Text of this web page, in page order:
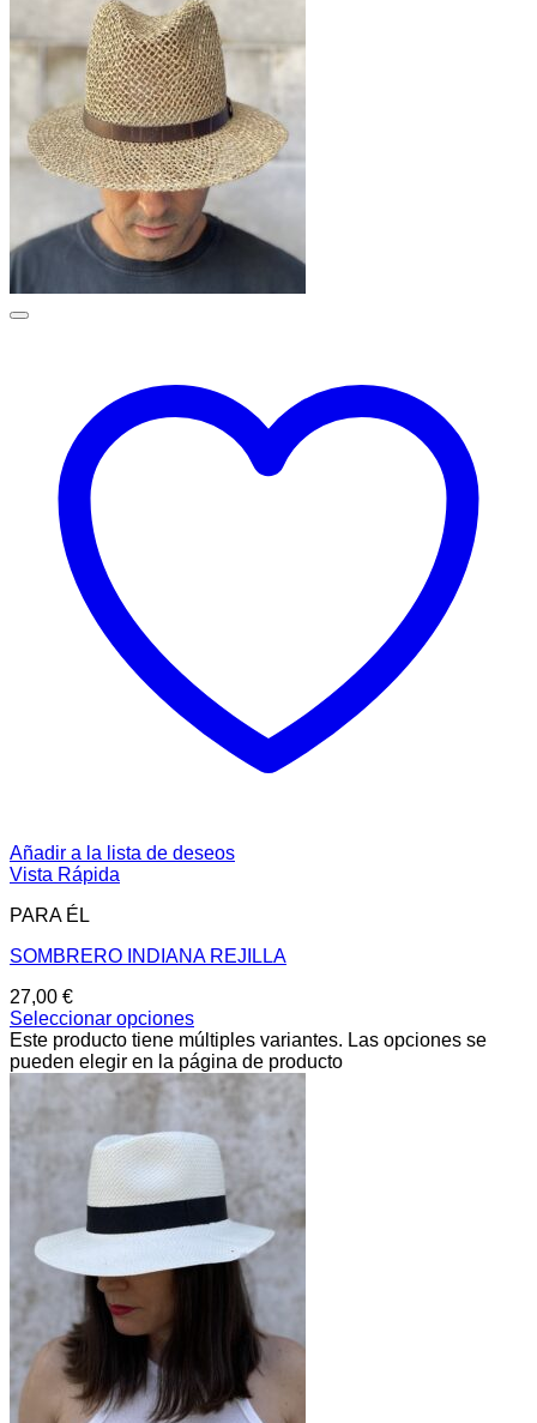
Añadir a la lista de deseos
Vista Rápida
PARA ÉL
SOMBRERO INDIANA REJILLA
27,00 €
Seleccionar opciones
Este producto tiene múltiples variantes. Las opciones se
pueden elegir en la página de producto